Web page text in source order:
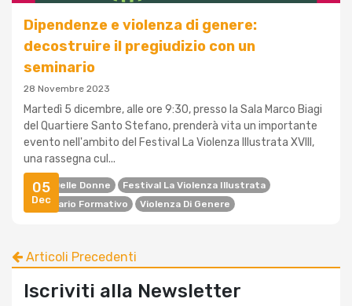
05
Dec
Dipendenze e violenza di genere:
decostruire il pregiudizio con un
seminario
28 Novembre 2023
Martedì 5 dicembre, alle ore 9:30, presso la Sala Marco Biagi
del Quartiere Santo Stefano, prenderà vita un importante
evento nell'ambito del Festival La Violenza Illustrata XVIII,
una rassegna cul...
Casa Delle Donne
Festival La Violenza Illustrata
Seminario Formativo
Violenza Di Genere
Articoli Precedenti
Iscriviti alla Newsletter